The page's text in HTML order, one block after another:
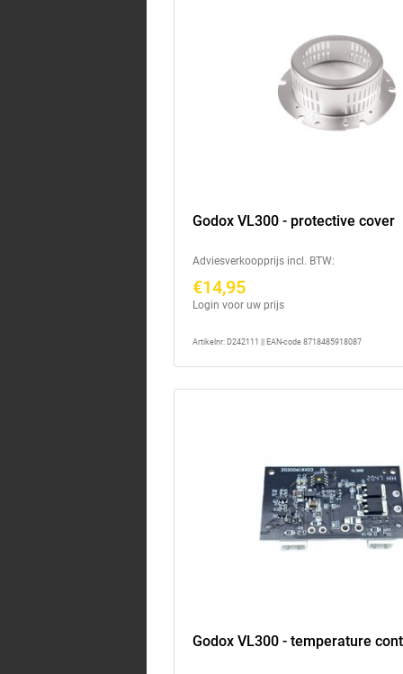
Godox VL300 - protective cover
Adviesverkoopprijs incl. BTW:
€14,95
Login voor uw prijs
Artikelnr: D242111 || EAN-code 8718485918087
Godox VL300 - temperature